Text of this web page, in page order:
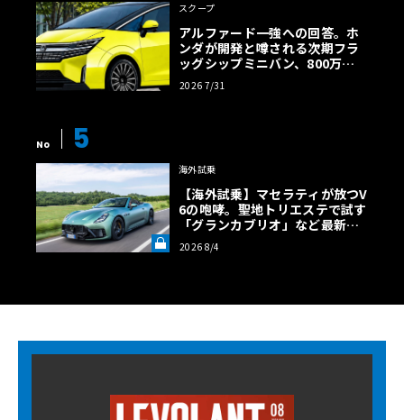
スクープ
アルファード一強への回答。ホ
ンダが開発と噂される次期フラ
ッグシップミニバン、800万円
超の勝算【予想CG】
2026 7/31
No 5
海外試乗
【海外試乗】マセラティが放つV
6の咆哮。聖地トリエステで試す
「グランカブリオ」など最新ト
ロフェオ3台の官能評価《LE VO
LANT LAB》
2026 8/4